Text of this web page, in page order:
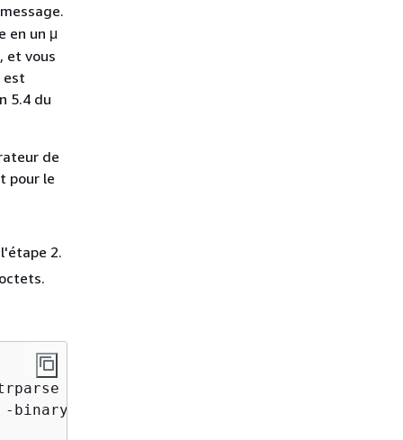
message.
en un μ
et vous
est
5.4 du
de
pour le
2.
octets.
17 -noout -out - 2>/dev/null |
binary;